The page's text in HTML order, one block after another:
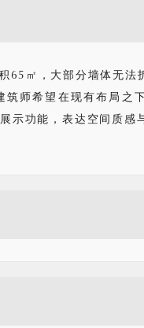
65㎡，大部分墙体无法
师希望在现有布局之
示功能，表达空间质感